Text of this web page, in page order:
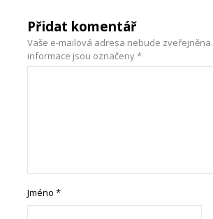
Přidat komentář
Vaše e-mailová adresa nebude zveřejněna.
informace jsou označeny*
Jméno*